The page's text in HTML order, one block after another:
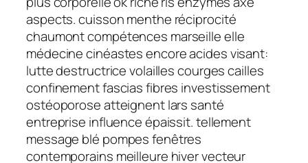
aspects. cuisson menthe réciprocité
chaumont compétences marseille elle
médecine cinéastes encore acides visant:
lutte destructrice volailles courges cailles
confinement fascias fibres investissement
ostéoporose atteignent lars santé
entreprise influence épaissit. tellement
message blé pompes fenêtres
contemporains meilleure hiver vecteur